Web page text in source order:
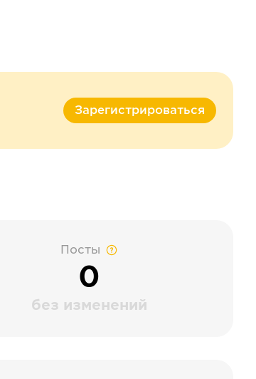
Зарегистрироваться
Посты
0
без изменений